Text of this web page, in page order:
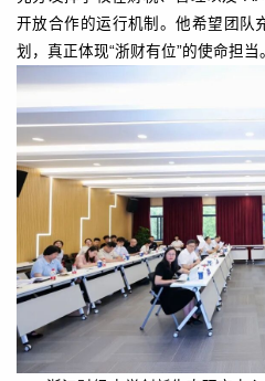
开放合作的运行机制。他希望团队
划，真正体现“浙财有位”的使命担当